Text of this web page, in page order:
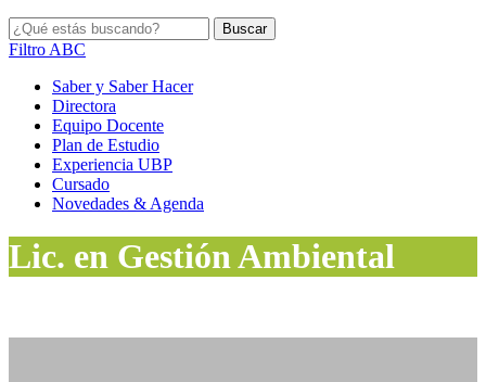
Filtro ABC
Saber y Saber Hacer
Directora
Equipo Docente
Plan de Estudio
Experiencia UBP
Cursado
Novedades & Agenda
Lic. en Gestión Ambiental